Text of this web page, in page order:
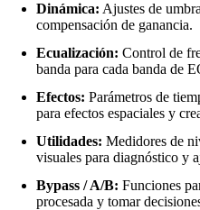
Dinámica: Ajustes de
compensación de ganancia.
Ecualización: Control de
banda para cada banda de
Efectos: Parámetros de
para efectos espaciales y
Utilidades: Medidores de
visuales para diagnóstico y
Bypass / A/B: Funciones
procesada y tomar